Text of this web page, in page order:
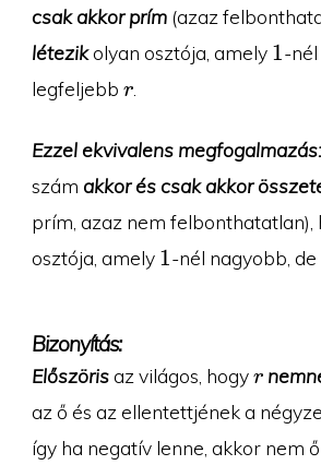
csak akkor prím(azaz
létezikolyan osztója, amely 1
1-
legfeljebb r
r
Ezzel ekvivalens megfogalmazás:
szám akkor és csak akkor
prím, azaz nem felbonthatatlan),
osztója, amely 1
1-nél nagyobb,
Bizonyítás:
Előszörisaz világos, hogyr
r
az ő és az ellentettjének a
így ha negatív lenne, akkor nem